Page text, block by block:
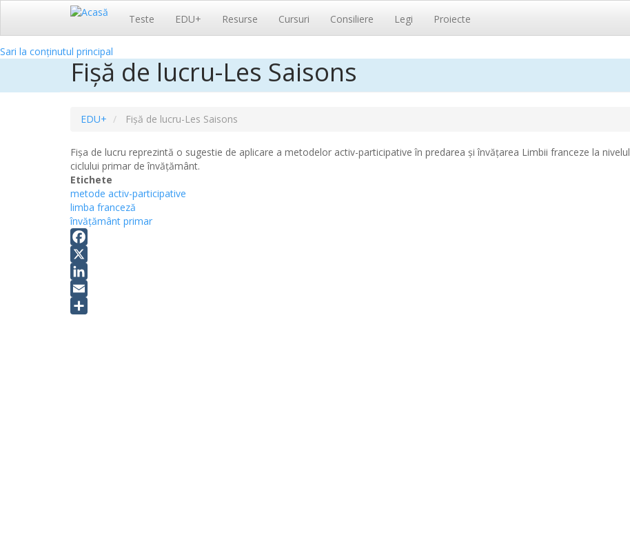
Sari la conținutul principal
Navigare
principală
Teste EDU+ Resurse Cursuri Consiliere Legi Proiecte
Fișă de lucru-Les Saisons
EDU+ Fișă de lucru-Les Saisons
Fișa de lucru reprezintă o sugestie de aplicare a metodelor activ-participative în predarea și învățarea Limbii franceze la nivelul
ciclului primar de învățământ.
Etichete
metode activ-participative
limba franceză
învățământ primar
Facebook
X
LinkedIn
Email